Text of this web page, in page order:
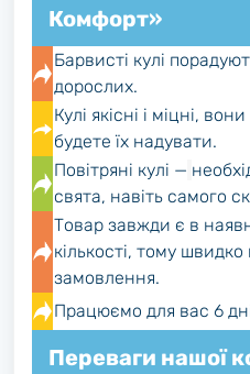
Комфорт»
Барвисті кулі
дорослих.
Кулі якісні і міцні,
будете їх надувати.
Повітряні кулі —
свята, навіть самого
Товар завжди є в
кількості, тому
замовлення.
Працюємо для вас 6
Переваги нашої